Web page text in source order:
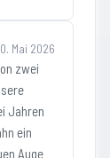
Mai 2026
zwei
Jahren
ein
Auge